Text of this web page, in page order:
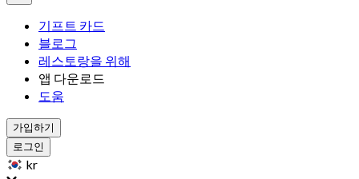
기프트 카드
블로그
레스토랑을 위해
앱 다운로드
도움
가입하기
로그인
kr